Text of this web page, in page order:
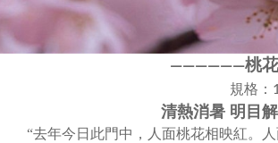
——————桃花
規格：
清熱消暑 明目
“去年今日此門中，人面桃花相映紅。